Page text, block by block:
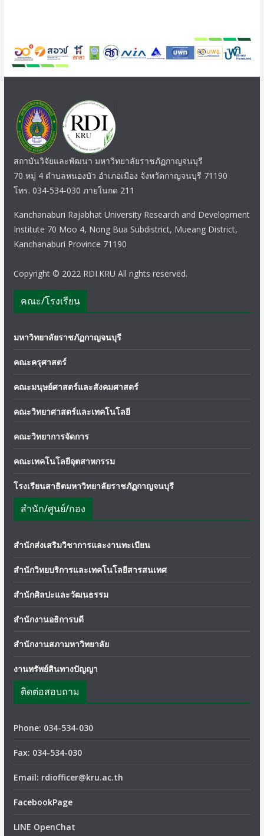
สถาบันวิจัยและพัฒนา มหาวิทยาลัยราชภัฏกาญจนบุรี
70 หมู่ 4 ตำบลหนองบัว อำเภอเมือง จังหวัดกาญจนบุรี 71190
โทร. 034-534-030 ภายในกด 211
Kanchanaburi Rajabhat University Research and Development
Institute 70 Moo 4, Nong Bua Subdistrict, Mueang District,
Kanchanaburi Province 71190
Copyright © 2022 RDI.KRU All rights reserved.
คณะ/โรงเรียน
มหาวิทยาลัยราชภัฏกาญจนบุรี
คณะครุศาสตร์
คณะมนุษย์ศาสตร์และสังคมศาสตร์
คณะวิทยาศาสตร์และเทคโนโลยี
คณะวิทยาการจัดการ
คณะเทคโนโลยีอุตสาหกรรม
โรงเรียนสาธิตมหาวิทยาลัยราชภัฏกาญจนบุรี
สำนัก/ศูนย์/กอง
สำนักส่งเสริมวิชาการและงานทะเบียน
สำนักวิทยบริการและเทคโนโลยีสารสนเทศ
สำนักศิลปะและวัฒนธรรม
สำนักงานอธิการบดี
สำนักงานสภามหาวิทยาลัย
งานทรัพย์สินทางปัญญา
ติดต่อสอบถาม
Phone: 034-534-030
Fax: 034-534-030
Email: rdiofficer@kru.ac.th
FacebookPage
LINE OpenChat